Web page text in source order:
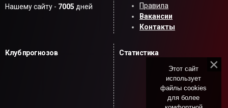
Нашему сайту - 7005 дней
Правила
Вакансии
Контакты
Клуб прогнозов Статистика
Этот сайт
использует
файлы cookies
для более